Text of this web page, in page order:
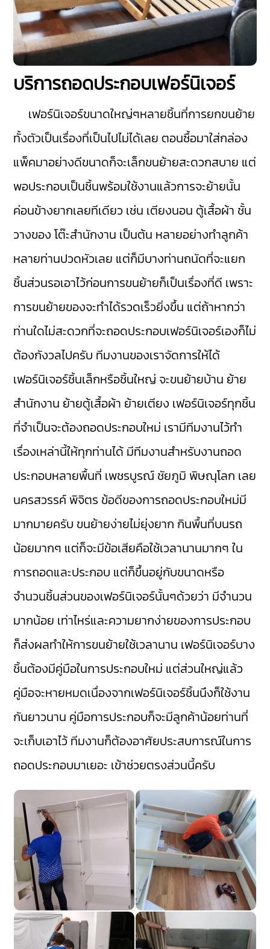
บริการถอดประกอบเฟอร์นิเจอร์
เฟอร์นิเจอร์ขนาดใหญ่ๆหลายชิ้นที่การยกขนย้าย
ทั้งตัวเป็นเรื่องที่เป็นไปไม่ได้เลย ตอนซื้อมาใส่กล่อง
แพ็คมาอย่างดีขนาดก็จะเล็กขนย้ายสะดวกสบาย แต่
พอประกอบเป็นชิ้นพร้อมใช้งานแล้วการจะย้ายนั้น
ค่อนข้างยากเลยทีเดียว เช่น เตียงนอน ตู้เสื้อผ้า ชั้น
วางของ โต๊ะสำนักงาน เป็นต้น หลายอย่างทำลูกค้า
หลายท่านปวดหัวเลย แต่ก็มีบางท่านถนัดที่จะแยก
ชิ้นส่วนรอเอาไว้ก่อนการขนย้ายก็เป็นเรื่องที่ดี เพราะ
การขนย้ายของจะทำได้รวดเร็วยิ่งขึ้น แต่ถ้าหากว่า
ท่านใดไม่สะดวกที่จะถอดประกอบเฟอร์นิเจอร์เองก็ไม่
ต้องกังวลไปครับ ทีมงานของเราจัดการให้ได้
เฟอร์นิเจอร์ชิ้นเล็กหรือชิ้นใหญ่ จะขนย้ายบ้าน ย้าย
สำนักงาน ย้ายตู้เสื้อผ้า ย้ายเตียง เฟอร์นิเจอร์ทุกชิ้น
ที่จำเป็นจะต้องถอดประกอบใหม่ เรามีทีมงานไว้ทำ
เรื่องเหล่านี้ให้ทุกท่านได้ มีทีมงานสำหรับงานถอด
ประกอบหลายพื้นที่ เพชรบูรณ์ ชัยภูมิ พิษณุโลก เลย
นครสวรรค์ พิจิตร ข้อดีของการถอดประกอบใหม่มี
มากมายครับ ขนย้ายง่ายไม่ยุ่งยาก กินพื้นที่บนรถ
น้อยมากๆ แต่ก็จะมีข้อเสียคือใช้เวลานานมากๆ ใน
การถอดและประกอบ แต่ก็ขึ้นอยู่กับขนาดหรือ
จำนวนชิ้นส่วนของเฟอร์นิเจอร์นั้นๆด้วยว่า มีจำนวน
มากน้อย เท่าไหร่และความยากง่ายของการประกอบ
ก็ส่งผลทำให้การขนย้ายใช้เวลานาน เฟอร์นิเจอร์บาง
ชิ้นต้องมีคู่มือในการประกอบใหม่ แต่ส่วนใหญ่แล้ว
คู่มือจะหายหมดเนื่องจากเฟอร์นิเจอร์ชิ้นนึงก็ใช้งาน
กันยาวนาน คู่มือการประกอบก็จะมีลูกค้าน้อยท่านที่
จะเก็บเอาไว้ ทีมงานก็ต้องอาศัยประสบการณ์ในการ
ถอดประกอบมาเยอะ เข้าช่วยตรงส่วนนี้ครับ